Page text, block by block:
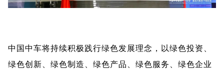
中国中车将持续积极践行绿色发展理念，以绿色投资、
绿色创新、绿色制造、绿色产品、绿色服务、绿色企业